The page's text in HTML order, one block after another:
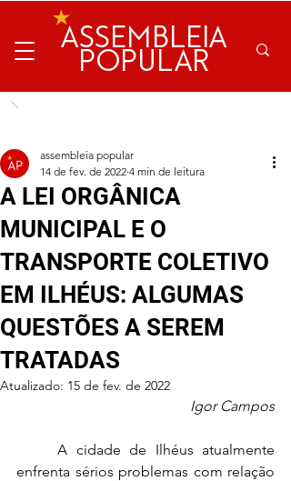
ASSEMBLEIA
POPULAR
A LEI ORGÂNICA
MUNICIPAL E O
TRANSPORTE COLETIVO
EM ILHÉUS: ALGUMAS
QUESTÕES A SEREM
TRATADAS
assembleia popular
14 de fev. de 2022 4 min de leitura
Atualizado: 15 de fev. de 2022
Igor Campos
	A cidade de Ilhéus atualmente
enfrenta sérios problemas com relação